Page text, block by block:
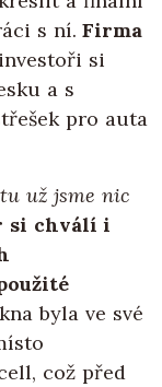
s ní.Firma
si
a s
pro auta
už jsme nic
si chválí i
byla ve své
což před